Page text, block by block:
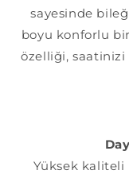
sayesinde
boyu konforlu
özelliği,
Yüksek